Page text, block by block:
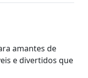
amantes de
e divertidos que